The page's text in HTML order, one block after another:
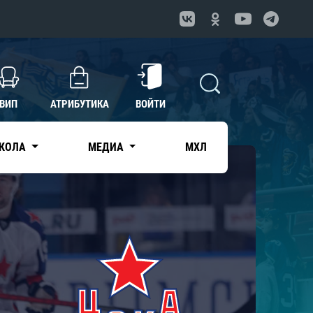
ВИП АТРИБУТИКА ВОЙТИ
МЕДИА МХЛ